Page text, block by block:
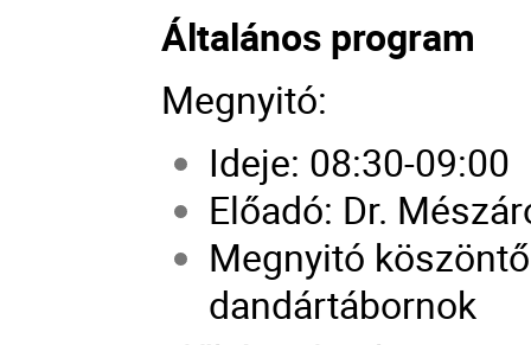
Általános program
Megnyitó:
Ideje: 08:30-09:00
Előadó: Dr.
Megnyitó
dandártábornok